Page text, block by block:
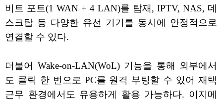
비트 포트(1 WAN + 4 LAN)를 탑재, IPTV, NAS, 데
스크탑 등 다양한 유선 기기를 동시에 안정적으로
연결할 수 있다.
더불어 Wake-on-LAN(WoL) 기능을 통해 외부에서
도 클릭 한 번으로 PC를 원격 부팅할 수 있어 재택
근무 환경에서도 유용하게 활용 가능하다. 이지메